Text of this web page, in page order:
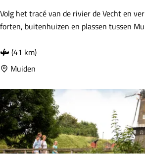
u
s
u
m
u
i
t
e
n
K
a
o
ë
o
v
e
r
d
e
Volg het tracé van de rivier de Vecht en
forten, buitenhuizen en plassen tussen
(41 km)
Muiden